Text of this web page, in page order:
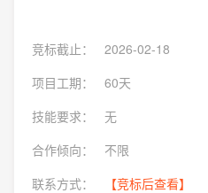
竞标截止：
2026-02-18
项目工期：
60天
技能要求：
无
合作倾向：
不限
联系方式：
【竞标后查看】